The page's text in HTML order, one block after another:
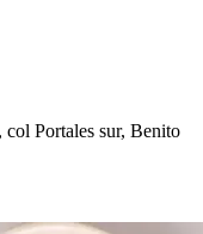
col Portales sur, Benito